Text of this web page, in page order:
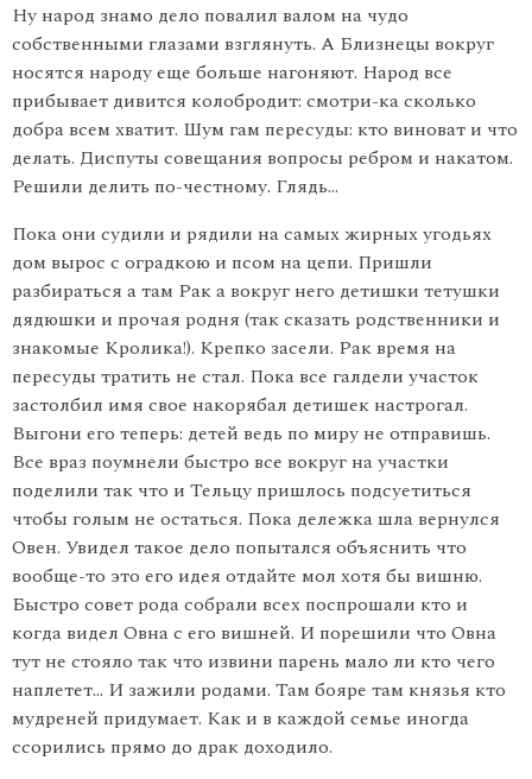
Ну народ знамо дело повалил валом на чудо
собственными глазами взглянуть. А Близнецы вокруг
носятся народу еще больше нагоняют. Народ все
прибывает дивится колобродит: смотри-ка сколько
добра всем хватит. Шум гам пересуды: кто виноват и что
делать. Диспуты совещания вопросы ребром и накатом.
Решили делить по-честному. Глядь…
Пока они судили и рядили на самых жирных угодьях
дом вырос с оградкою и псом на цепи. Пришли
разбираться а там Рак а вокруг него детишки тетушки
дядюшки и прочая родня (так сказать родственники и
знакомые Кролика!). Крепко засели. Рак время на
пересуды тратить не стал. Пока все галдели участок
застолбил имя свое накорябал детишек настрогал.
Выгони его теперь: детей ведь по миру не отправишь.
Все враз поумнели быстро все вокруг на участки
поделили так что и Тельцу пришлось подсуетиться
чтобы голым не остаться. Пока дележка шла вернулся
Овен. Увидел такое дело попытался объяснить что
вообще-то это его идея отдайте мол хотя бы вишню.
Быстро совет рода собрали всех поспрошали кто и
когда видел Овна с его вишней. И порешили что Овна
тут не стояло так что извини парень мало ли кто чего
наплетет… И зажили родами. Там бояре там князья кто
мудреней придумает. Как и в каждой семье иногда
ссорились прямо до драк доходило.